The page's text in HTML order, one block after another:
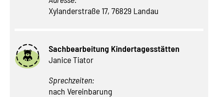
Xylanderstraße 17, 76829 Landau
Sachbearbeitung Kindertagesstätten
Janice Tiator
Sprechzeiten:
nach Vereinbarung